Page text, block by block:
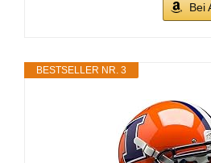
Bei
BESTSELLER NR. 3